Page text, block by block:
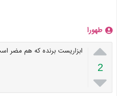
طهورا

2

ابزاریست برنده که هم مضر